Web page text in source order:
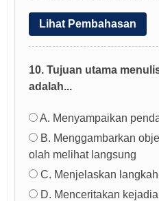
Lihat Pembahasan
10. Tujuan utama
adalah...
A. Menyampaikan
B. Menggambarkan
olah melihat langsung
C. Menjelaskan
D. Menceritakan